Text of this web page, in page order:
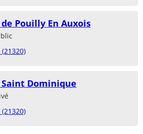
Pouilly En Auxois
Dominique